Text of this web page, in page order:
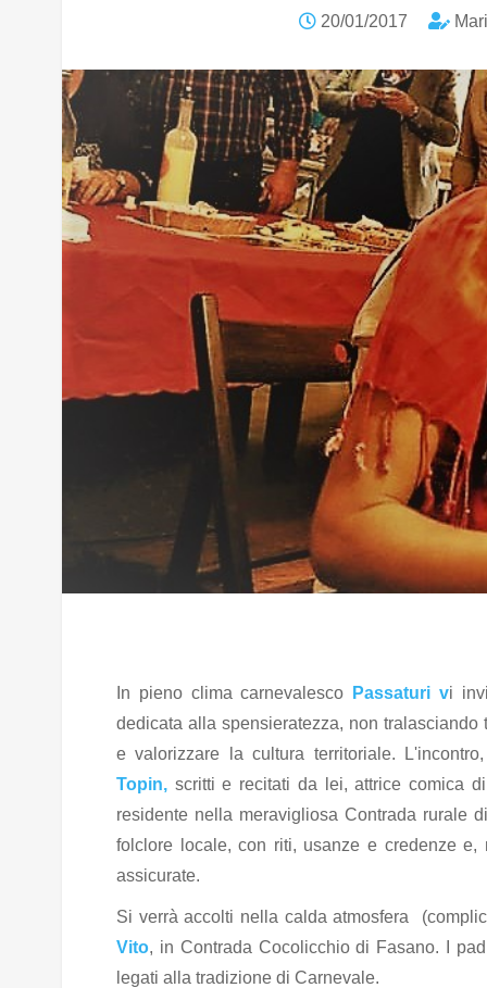
20/01/2017
In pieno clima carnevalesco Passaturi vi
dedicata alla spensieratezza, non
e valorizzare la cultura territoriale.
Topin, scritti e recitati da lei, attrice comica
residente nella meravigliosa Contrada rurale
folclore locale, con riti, usanze e credenze
assicurate.
Si verrà accolti nella calda atmosfera
Vito, in Contrada Cocolicchio di Fasano. I
legati alla tradizione di Carnevale.